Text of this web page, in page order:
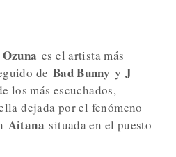
Ozuna es el artista más
de Bad Bunny yJ
los más escuchados,
dejada por el fenómeno
Aitana situada en el puesto